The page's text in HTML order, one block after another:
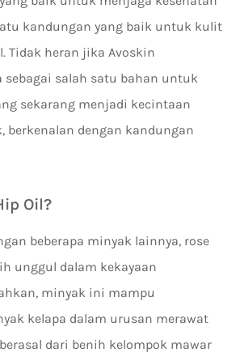
kandungan yang baik untuk kulit
Tidak heran jika Avoskin
sebagai salah satu bahan untuk
sekarang menjadi kecintaan
berkenalan dengan kandungan
Oil?
beberapa minyak lainnya, rose
unggul dalam kekayaan
minyak ini mampu
kelapa dalam urusan merawat
dari benih kelompok mawar